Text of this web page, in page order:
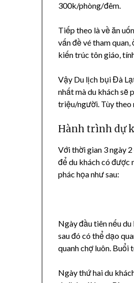
300k/phòng/đêm.
Tiếp theo là về ăn
vấn đề vé tham
kiến trúc tôn giáo,
Vậy Du lịch bụi Đà
nhất mà du khách sẽ
triệu/người. Tùy theo
Hành trình dự
Với thời gian 3 ngày
để du khách có được
phác họa như sau:
Ngày đầu tiên nếu
sau đó có thể dạo
quanh chợ luôn. Buổi
Ngày thứ hai du